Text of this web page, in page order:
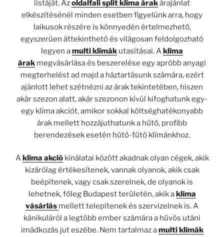
listáját. Azoldalfali split klíma árakárajánlat
elkészítésénél minden esetben figyelünk arra, hogy
laikusok részére is könnyedén értelmezhető,
egyszerűen áttekinthető és világosan feldolgozható
legyen amulti klímák utasításai. Aklíma
árak megvásárlása és beszerelése egy apróbb anyagi
megterhelést ad majd a háztartásunk számára, ezért
ajánlott lehet szétnézni az árak tekintetében, hiszen
akár szezon alatt, akár szezonon kívül kifoghatunk egy-
egy klíma akciót, amikor sokkal költséghatékonyabb
árak mellett hozzájuthatunk a hűtő, profibb
berendezések esetén hűtő-fűtő klímánkhoz.
A klíma akció kínálatai között akadnak olyan cégek, akik
kizárólag értékesítenek, vannak olyanok, akik csak
beépítenek, vagy csak szerelnek, de olyanok is
lehetnek, főleg Budapest területén, akik a klíma
vásárlás mellett telepítenek és szervizelnek is. A
kánikuláról a legtöbb ember számára a hűvös utáni
imádkozás jut eszébe. Nem tartalmaz amulti klímák